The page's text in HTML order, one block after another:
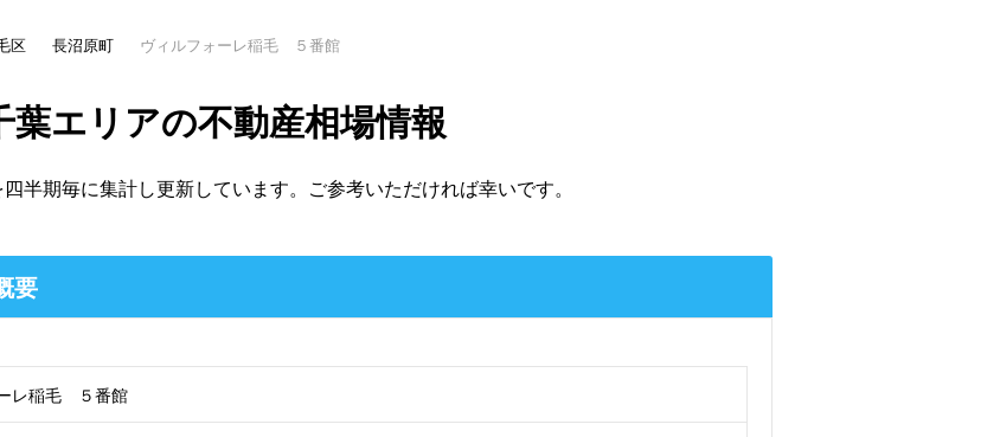
区 長沼原町 ヴィルフォーレ稲毛 ５番館
半期毎に集計し更新しています。ご参考いただければ幸いです。
要
レ稲毛 ５番館